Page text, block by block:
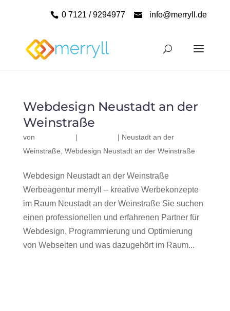
0 7121 / 9294977 info@merryll.de
Webdesign Neustadt an der
Weinstraße
von | | Neustadt an der
Weinstraße Webdesign Neustadt an der Weinstraße
Webdesign Neustadt an der Weinstraße
Werbeagentur merryll – kreative Werbekonzepte
im Raum Neustadt an der Weinstraße Sie suchen
einen professionellen und erfahrenen Partner für
Webdesign, Programmierung und Optimierung
von Webseiten und was dazugehört im Raum...